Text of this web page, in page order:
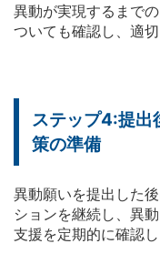
異動が実現するまで
ついても確認し、適切
ステップ4:提出
策の準備
異動願いを提出した
ションを継続し、異
支援を定期的に確認し